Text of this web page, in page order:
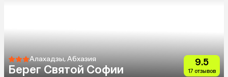
Алахадзы, Абхазия
Берег Святой Софии
9.5
17 отзывов